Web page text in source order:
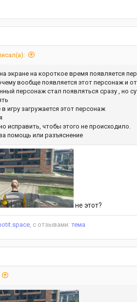
экране на короткое время появляется
вообще появляется этот персонаж и
персонаж стал появляться сразу , но
игру загружается этот персонаж
исправить, чтобы этого не происходило.
помощь или разъяснение
не этот?
, с отзывами: тема